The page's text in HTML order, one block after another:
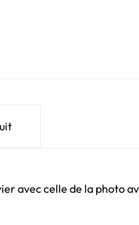
avec celle de la photo